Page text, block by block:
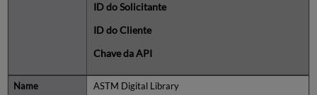
ID do Solicitante
ID do Cliente
Chave da API
ASTM Digital Library